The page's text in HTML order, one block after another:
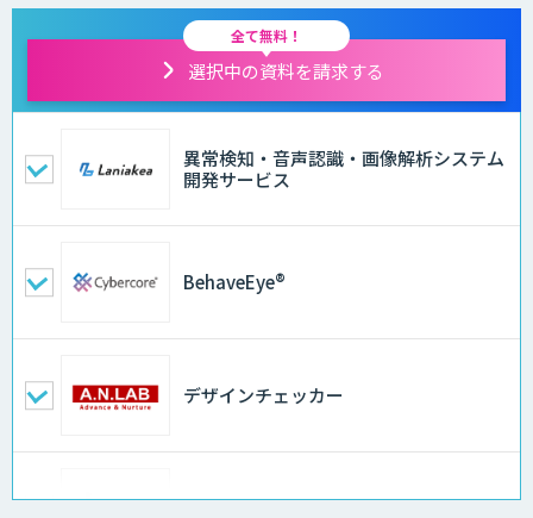
全て無料！
選択中の資料を請求する
異常検知・音声認識・画像解析システム
開発サービス
BehaveEye®
デザインチェッカー
地理空間DX ソリューション